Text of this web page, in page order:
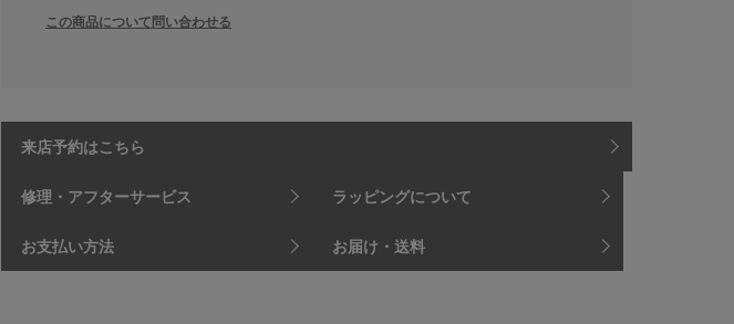
この商品について問い合わせる
来店予約はこちら
修理・アフターサービス ラッピングについて
お支払い方法 お届け・送料